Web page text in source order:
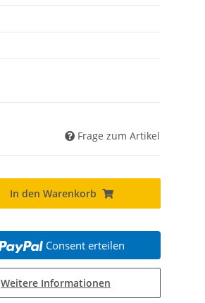
Frage zum Artikel
In den Warenkorb
Consent erteilen
Weitere Informationen